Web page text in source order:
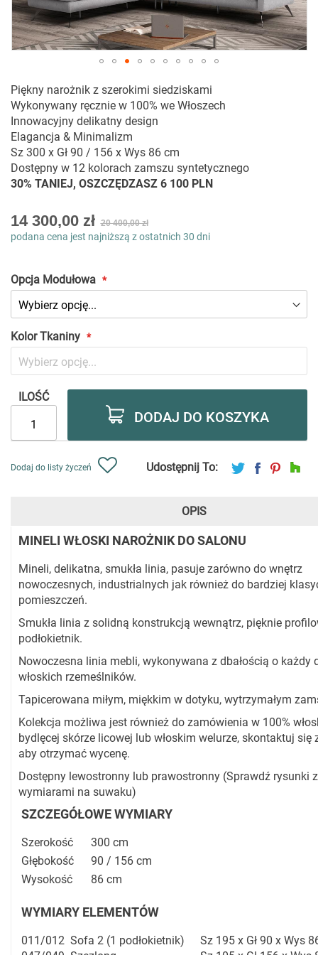
na
początek
galerii
Piękny narożnik z szerokimi siedziskami
Wykonywany ręcznie w 100% we Włoszech
Innowacyjny delikatny design
Elagancja & Minimalizm
Sz 300 x Gł 90 / 156 x Wys 86 cm
Dostępny w 12 kolorach zamszu syntetycznego
30% TANIEJ, OSZCZĘDZASZ 6 100 PLN
As
low
14 300,00 zł 20 400,00 zł
podana cena jest najniższą z ostatnich 30 dni
Opcja Modułowa
Kolor Tkaniny
ILOŚĆ
DODAJ DO KOSZYKA
Dodaj do listy życzeń Udostępnij To:
OPIS
MINELI WŁOSKI NAROŻNIK DO SALONU
Mineli, delikatna, smukła linia, pasuje zarówno do wnętrz
nowoczesnych, industrialnych jak również do bardziej
pomieszczeń.
Smukła linia z solidną konstrukcją wewnątrz, pięknie
podłokietnik.
Nowoczesna linia mebli, wykonywana z dbałością o każdy
włoskich rzemeślników.
Tapicerowana miłym, miękkim w dotyku, wytrzymałym
Kolekcja możliwa jest również do zamówienia w 100%
bydlęcej skórze licowej lub włoskim welurze, skontaktuj się
aby otrzymać wycenę.
Dostępny lewostronny lub prawostronny (Sprawdź rysunki z
wymiarami na suwaku)
SZCZEGÓŁOWE WYMIARY
Szerokość
300 cm
Głębokość
90 / 156 cm
Wysokość
86 cm
WYMIARY ELEMENTÓW
011/012 Sofa 2 (1 podłokietnik)
Sz 195 x Gł 90 x Wys